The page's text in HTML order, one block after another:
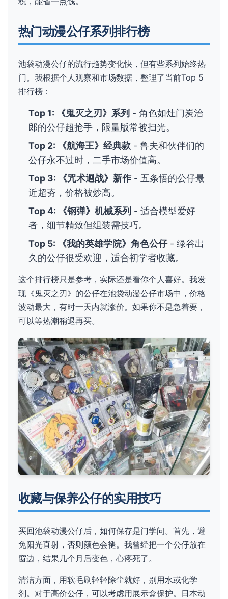
热门动漫公仔系列排行榜
池袋动漫公仔的流行趋势变化快，但有些系列始终热
门。我根据个人观察和市场数据，整理了当前Top 5
排行榜：
Top 1: 《鬼灭之刃》系列 - 角色如灶门炭治
郎的公仔超抢手，限量版常被扫光。
Top 2: 《航海王》经典款 - 鲁夫和伙伴们的
公仔永不过时，二手市场价值高。
Top 3: 《咒术迴战》新作 - 五条悟的公仔最
近超夯，价格被炒高。
Top 4: 《钢弹》机械系列 - 适合模型爱好
者，细节精致但组装需技巧。
Top 5: 《我的英雄学院》角色公仔- 绿谷出
久的公仔很受欢迎，适合初学者收藏。
这个排行榜只是参考，实际还是看你个人喜好。我发
现《鬼灭之刃》的公仔在池袋动漫公仔市场中，价格
波动最大，有时一天内就涨价。如果你不是急着要，
可以等热潮稍退再买。
收藏与保养公仔的实用技巧
买回池袋动漫公仔后，如何保存是门学问。首先，避
免阳光直射，否则颜色会褪。我曾经把一个公仔放在
窗边，结果几个月后变色，心疼死了。
清洁方面，用软毛刷轻轻除尘就好，别用水或化学
剂。对于高价公仔，可以考虑用展示盒保护。日本动